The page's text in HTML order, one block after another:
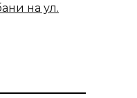
на ул.